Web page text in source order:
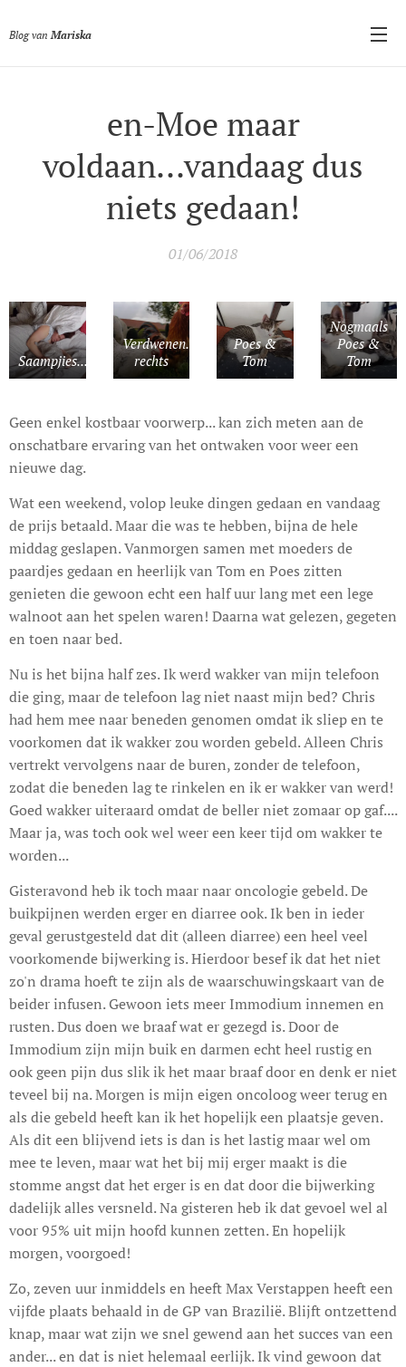
Blog van Mariska
en-Moe maar
voldaan...vandaag dus
niets gedaan!
01/06/2018
Saampjies...
Verdwenen...haantje
rechts
Poes &
Tom
Nogmaals
Poes &
Tom
Geen enkel kostbaar voorwerp... kan zich meten aan de
onschatbare ervaring van het ontwaken voor weer een
nieuwe dag.
Wat een weekend, volop leuke dingen gedaan en vandaag
de prijs betaald. Maar die was te hebben, bijna de hele
middag geslapen. Vanmorgen samen met moeders de
paardjes gedaan en heerlijk van Tom en Poes zitten
genieten die gewoon echt een half uur lang met een lege
walnoot aan het spelen waren! Daarna wat gelezen, gegeten
en toen naar bed.
Nu is het bijna half zes. Ik werd wakker van mijn telefoon
die ging, maar de telefoon lag niet naast mijn bed? Chris
had hem mee naar beneden genomen omdat ik sliep en te
voorkomen dat ik wakker zou worden gebeld. Alleen Chris
vertrekt vervolgens naar de buren, zonder de telefoon,
zodat die beneden lag te rinkelen en ik er wakker van werd!
Goed wakker uiteraard omdat de beller niet zomaar op gaf....
Maar ja, was toch ook wel weer een keer tijd om wakker te
worden...
Gisteravond heb ik toch maar naar oncologie gebeld. De
buikpijnen werden erger en diarree ook. Ik ben in ieder
geval gerustgesteld dat dit (alleen diarree) een heel veel
voorkomende bijwerking is. Hierdoor besef ik dat het niet
zo'n drama hoeft te zijn als de waarschuwingskaart van de
beider infusen. Gewoon iets meer Immodium innemen en
rusten. Dus doen we braaf wat er gezegd is. Door de
Immodium zijn mijn buik en darmen echt heel rustig en
ook geen pijn dus slik ik het maar braaf door en denk er niet
teveel bij na. Morgen is mijn eigen oncoloog weer terug en
als die gebeld heeft kan ik het hopelijk een plaatsje geven.
Als dit een blijvend iets is dan is het lastig maar wel om
mee te leven, maar wat het bij mij erger maakt is die
stomme angst dat het erger is en dat door die bijwerking
dadelijk alles versneld. Na gisteren heb ik dat gevoel wel al
voor 95% uit mijn hoofd kunnen zetten. En hopelijk
morgen, voorgoed!
Zo, zeven uur inmiddels en heeft Max Verstappen heeft een
vijfde plaats behaald in de GP van Brazilië. Blijft ontzettend
knap, maar wat zijn we snel gewend aan het succes van een
ander... en dat is niet helemaal eerlijk. Ik vind gewoon dat